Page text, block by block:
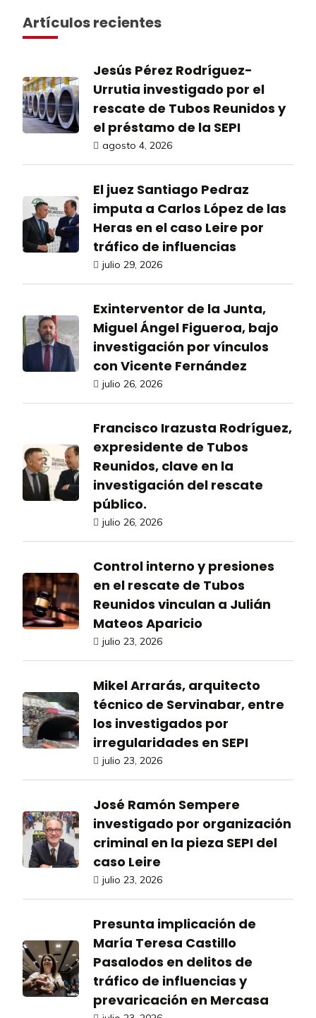
Artículos recientes
Jesús Pérez Rodríguez-
Urrutia investigado por el
rescate de Tubos Reunidos y
el préstamo de la SEPI
agosto 4, 2026
El juez Santiago Pedraz
imputa a Carlos López de las
Heras en el caso Leire por
tráfico de influencias
julio 29, 2026
Exinterventor de la Junta,
Miguel Ángel Figueroa, bajo
investigación por vínculos
con Vicente Fernández
julio 26, 2026
Francisco Irazusta Rodríguez,
expresidente de Tubos
Reunidos, clave en la
investigación del rescate
público.
julio 26, 2026
Control interno y presiones
en el rescate de Tubos
Reunidos vinculan a Julián
Mateos Aparicio
julio 23, 2026
Mikel Arrarás, arquitecto
técnico de Servinabar, entre
los investigados por
irregularidades en SEPI
julio 23, 2026
José Ramón Sempere
investigado por organización
criminal en la pieza SEPI del
caso Leire
julio 23, 2026
Presunta implicación de
María Teresa Castillo
Pasalodos en delitos de
tráfico de influencias y
prevaricación en Mercasa